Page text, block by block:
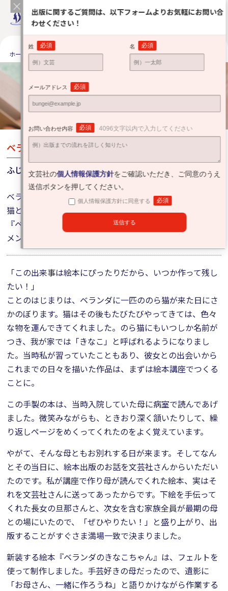
ホーム 出版をお考えの方へ それぞれの出版体験 ふじい ひろみさ
それぞれの出版体験
Road to publishing
ベランダのきなこちゃん
ふじい ひろみさん
ベランダからたくさんの贈りものを届けてくれるのら猫。
猫と心が通じ合う本当にあったお話。そんな心温まる絵本
『ベランダのきなこちゃん』を出されたふじいさんからコ
メントをいただきました。
「この出来事は絵本にぴったりだから、いつか作って残し
たい！」
ことのはじまりは、ベランダに一匹ののら猫が来た日にさ
かのぼります。猫はその後もたびたびやってきては、色々
な物を運んできてくれました。のら猫にもいつしか名前が
つき、我が家では「きなこ」と呼ばれるようになりまし
た。当時私が習っていたこともあり、彼女との出会いから
これまでの日々を描いた作品は、まずは絵本講座でつくる
ことに。
この手製の本は、当時入院していた母に病室で読んであげ
ました。微笑みながらも、ときおり深く頷いたりして、繰
り返しページをめくってくれたのをよく覚えています。
やがて、そんな母ともお別れする日が来ます。そしてなん
とその当日に、絵本出版のお話を文芸社さんからいただい
たのです。私が講座で作り母が読んでくれた絵本、実はそ
れを文芸社さんに送ってあったからです。下絵を手伝って
くれた長女の旦那さんと、次女を含む家族全員が最期の母
との場にいたので、「ぜひやりたい！」と盛り上がり、出
版することがすぐさま満場一致で決まりました。
新装する絵本『ベランダのきなこちゃん』は、フェルトを
使って制作しました。手芸好きの母だったので、遺影に
「お母さん、一緒に作ろうね」と語りかけながら作業する
出版に関するご質問は、以下フォームよりお気軽にお問い合
わせください！
姓 必須 名 必須
メールアドレス 必須
お問い合わせ内容 必須 4096文字以内で入力してください
文芸社の個人情報保護方針をご確認いただき、ご同意のうえ
送信ボタンを押してください。
個人情報保護方針に同意する 必須